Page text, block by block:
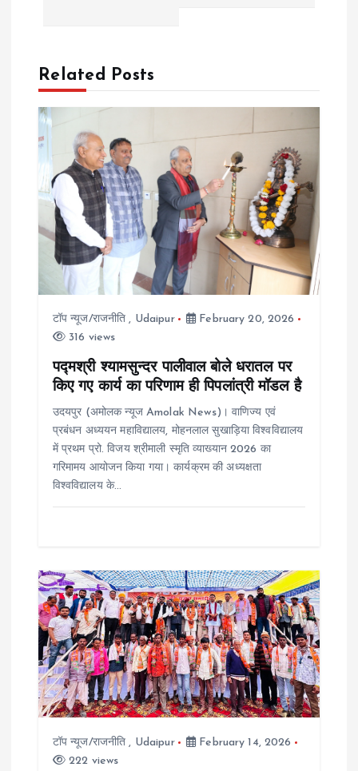
n
a
v
g
t
Related Posts
टॉप न्यूज/राजनीति , Udaipur
February 20, 2026
316 views
पद्मश्री श्यामसुन्दर पालीवाल बोले धरातल पर
किए गए कार्य का परिणाम ही पिपलांत्री मॉडल है
उदयपुर (अमोलक न्यूज Amolak News)। वाणिज्य एवं
प्रबंधन अध्ययन महाविद्यालय, मोहनलाल सुखाड़िया विश्वविद्यालय
में प्रथम प्रो. विजय श्रीमाली स्मृति व्याख्यान 2026 का
गरिमामय आयोजन किया गया। कार्यक्रम की अध्यक्षता
विश्वविद्यालय के…
टॉप न्यूज/राजनीति , Udaipur
February 14, 2026
222 views